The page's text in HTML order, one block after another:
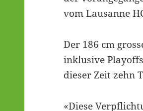
vom Lausanne
Der 186 cm
inklusive
dieser Zeit zehn
«Diese